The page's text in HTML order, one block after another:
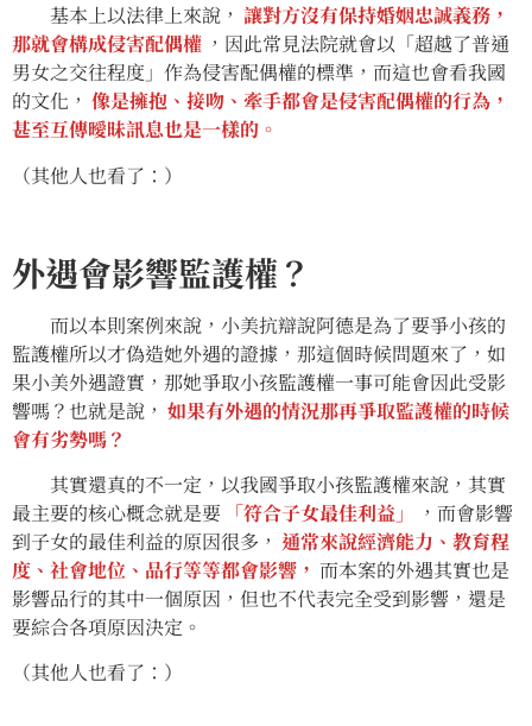
基本上以法律上來說， 讓對方沒有保持婚姻忠誠義務，
那就會構成侵害配偶權 ，因此常見法院就會以「超越了普通
男女之交往程度」作為侵害配偶權的標準，而這也會看我國
的文化， 像是擁抱、接吻、牽手都會是侵害配偶權的行為，
甚至互傳曖昧訊息也是一樣的。
（其他人也看了：）
外遇會影響監護權？
而以本則案例來說，小美抗辯說阿德是為了要爭小孩的
監護權所以才偽造她外遇的證據，那這個時候問題來了，如
果小美外遇證實，那她爭取小孩監護權一事可能會因此受影
響嗎？也就是說， 如果有外遇的情況那再爭取監護權的時候
會有劣勢嗎？
其實還真的不一定，以我國爭取小孩監護權來說，其實
最主要的核心概念就是要
「符合子女最佳利益」
，而會影響
到子女的最佳利益的原因很多， 通常來說經濟能力、教育程
度、社會地位、品行等等都會影響， 而本案的外遇其實也是
影響品行的其中一個原因，但也不代表完全受到影響，還是
要綜合各項原因決定。
（其他人也看了：）